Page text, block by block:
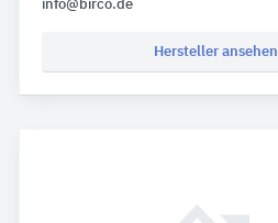
info@birco.de
Hersteller ansehen